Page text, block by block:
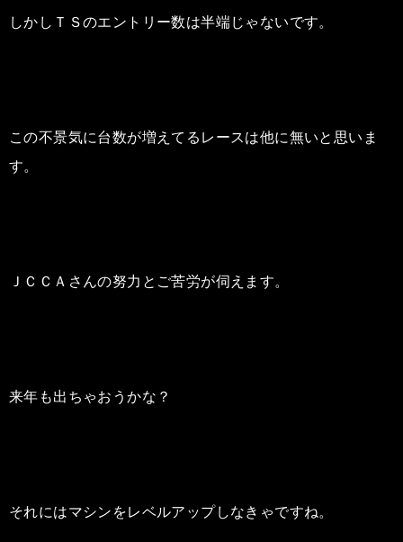
しかしＴＳのエントリー数は半端じゃないです。
この不景気に台数が増えてるレースは他に無いと思いま
す。
ＪＣＣＡさんの努力とご苦労が伺えます。
来年も出ちゃおうかな？
それにはマシンをレベルアップしなきゃですね。